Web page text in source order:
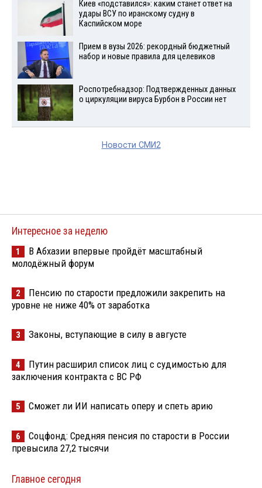
Киев «подставился»: каким станет ответ на
удары ВСУ по иранскому судну в
Каспийском море
Прием в вузы 2026: рекордный бюджетный
набор и новые правила для целевиков
Роспотребнадзор: Подтвержденных данных
о циркуляции вируса Бурбон в России нет
Новости СМИ2
Интересное за неделю
1
В Абхазии впервые пройдёт масштабный
молодёжный форум
2
Пенсию по старости предложили закрепить на
уровне не ниже 40% от заработка
3 Законы, вступающие в силу в августе
4
Путин расширил список лиц с судимостью для
заключения контракта с ВС РФ
5 Сможет ли ИИ написать оперу и спеть арию
6
Соцфонд: Средняя пенсия по старости в России
превысила 27,2 тысячи
Главное сегодня